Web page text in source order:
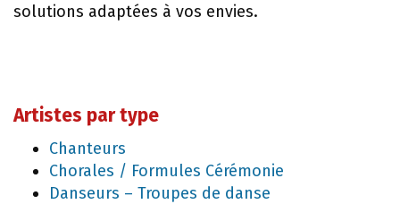
solutions adaptées à vos envies.
Artistes par type
Chanteurs
Chorales / Formules Cérémonie
Danseurs – Troupes de danse